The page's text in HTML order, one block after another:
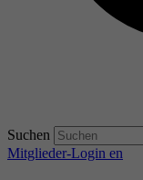
Suchen
Mitglieder-Login en